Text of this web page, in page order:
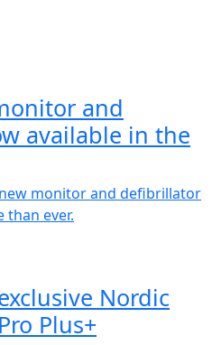
and
available in the
monitor and defibrillator
than ever.
Nordic
Plus+